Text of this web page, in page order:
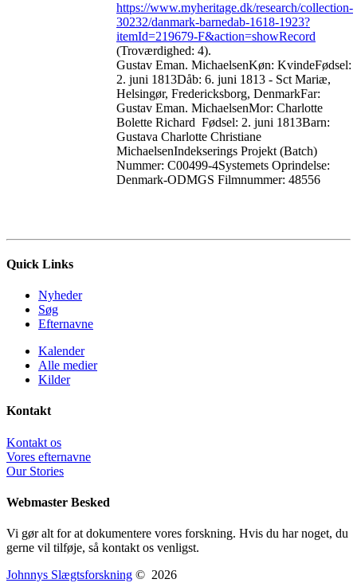
https://www.myheritage.dk/research/collection-
30232/danmark-barnedab-1618-1923?
itemId=219679-F&action=showRecord
(Troværdighed: 4).
Gustav Eman. MichaelsenKøn: KvindeFødsel:
2. juni 1813Dåb: 6. juni 1813 - Sct Mariæ,
Helsingør, Fredericksborg, DenmarkFar:
Gustav Eman. MichaelsenMor: Charlotte
Bolette Richard Fødsel: 2. juni 1813Barn:
Gustava Charlotte Christiane
MichaelsenIndekserings Projekt (Batch)
Nummer: C00499-4Systemets Oprindelse:
Denmark-ODMGS Filmnummer: 48556
Quick Links
Nyheder
Søg
Efternavne
Kalender
Alle medier
Kilder
Kontakt
Kontakt os
Vores efternavne
Our Stories
Webmaster Besked
Vi gør alt for at dokumentere vores forskning. Hvis du har noget, du
gerne vil tilføje, så kontakt os venligst.
Johnnys Slægtsforskning © 2026